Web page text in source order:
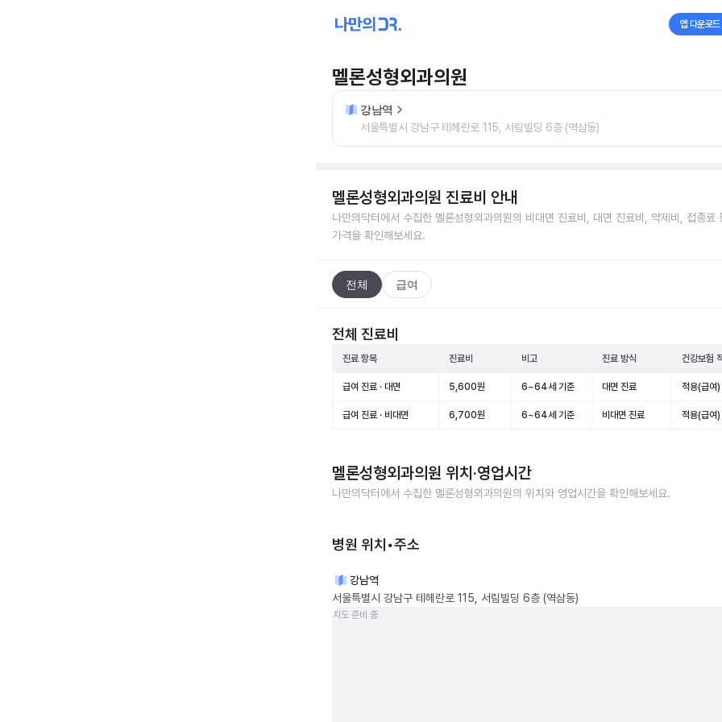
앱 다운로드
멜론성형외과의원
강남역
서울특별시 강남구 테헤란로 115, 서림빌딩 6층 (역삼동)
멜론성형외과의원 진료비 안내
나만의닥터에서 수집한 멜론성형외과의원의 비대면 진료비, 대면 진료비, 약제비, 접종료
가격을 확인해보세요.
전체 급여
전체 진료비
진료 항목 진료비 비고 진료 방식 건강보험
급여 진료 · 대면 5,600원 6~64세 기준 대면 진료 적용(급여)
급여 진료 · 비대면 6,700원 6~64세 기준 비대면 진료 적용(급여)
멜론성형외과의원 위치·영업시간
나만의닥터에서 수집한 멜론성형외과의원의 위치와 영업시간을 확인해보세요.
병원 위치•주소
강남역
서울특별시 강남구 테헤란로 115, 서림빌딩 6층 (역삼동)
지도 준비 중